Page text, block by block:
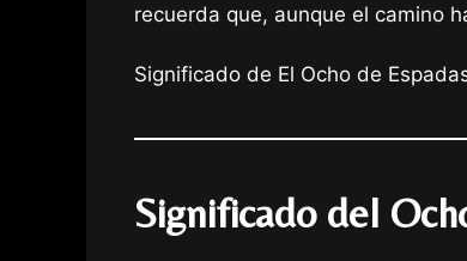
recuerda que, aunque el camino
Significado de El Ocho de
Significado del